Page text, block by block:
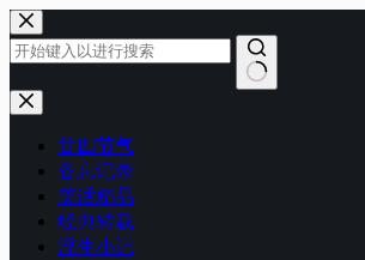
跳
至
内
容
无
廿四节气
备忘记录
笑话精品
经典转载
浮生小记